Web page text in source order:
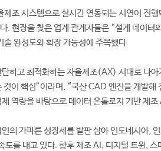
조 시스템으로 실시간 연동되는 시연이 진행
. 현장을 찾은 업계 관계자들은 “설계 데이터
완성도와 확장 가능성에 주목했다.
하고 최적화하는 자율제조(AX) 시대로 나아
이 핵심”이라며, “국산 CAD 엔진을 개발해
역량을 바탕으로 데이터 온톨로지 기반 제조
의 가파른 성장세를 발판 삼아 인도네시아,
를 내고 있다. 향후 제조 AI, 디지털 트윈, 스